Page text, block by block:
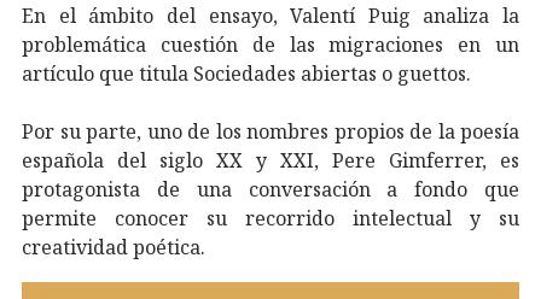
En el ámbito del ensayo, Valentí Puig analiza la
problemática cuestión de las migraciones en un
artículo que titula Sociedades abiertas o guettos.
Por su parte, uno de los nombres propios de la poesía
española del siglo XX y XXI, Pere Gimferrer, es
protagonista de una conversación a fondo que
permite conocer su recorrido intelectual y su
creatividad poética.